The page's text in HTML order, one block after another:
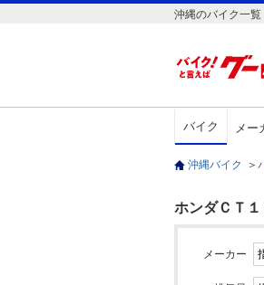
沖縄のバイク一
バイク メー
沖縄バイク ＞
ホンダＣＴ
メーカー